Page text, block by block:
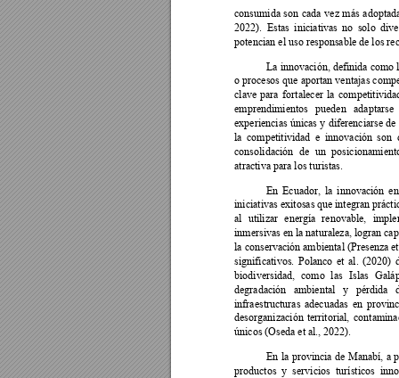
consumida son cada vez más
2022).
Estas iniciativas no solo
potencian el uso responsable de los
La innovación, definida como
o procesos que aportan ventajas
clave para fortalecer la
emprendimientos
pueden
adaptarse
experiencias únicas y diferenciarse de
la competitividad e innovación son
consolidación de un
atractiva para los turistas.
En Ecuador, la innovación
iniciativas exitosas que integran
al utilizar energía renovable,
inmersivas en la naturaleza, logran
la conservación ambiental (Presenza
significativos. Polanco et al. (2020)
biodiversidad,
como las Islas G
degradación
ambiental y pérdida
infraestructuras adecuadas en
desorganización territorial,
únicos (Oseda et al., 2022).
En la provincia de Manabí, a
productos y servicios turísticos